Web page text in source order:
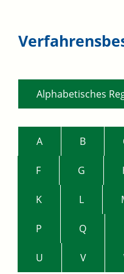
Alphabetisches
A B
F G
K L
P Q
U V